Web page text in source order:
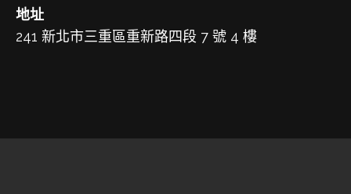
地址
241 新北市三重區重新路四段 7 號 4 樓